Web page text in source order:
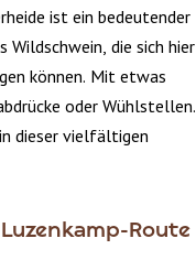
ist ein bedeutender
Wildschwein, die sich hier
können. Mit etwas
oder Wühlstellen.
dieser vielfältigen
Route